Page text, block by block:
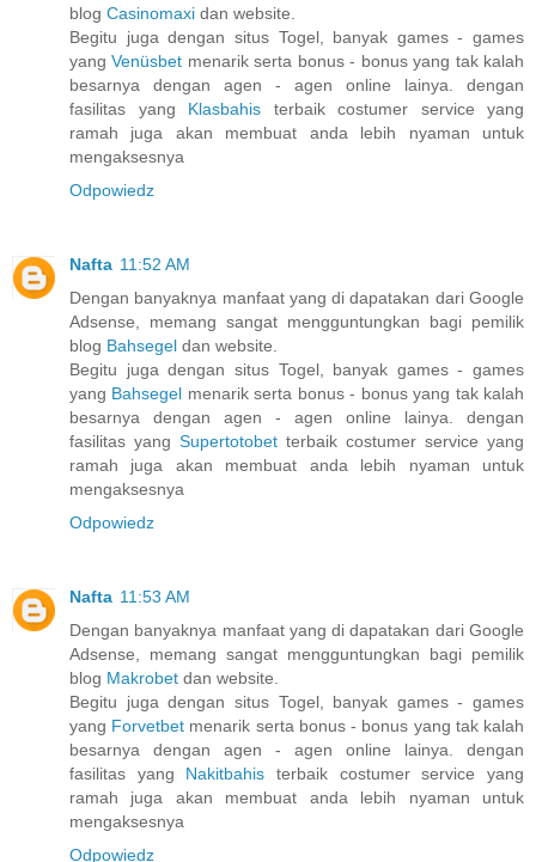
blog Casinomaxi dan website.
Begitu juga dengan situs Togel, banyak games - games
yangVenüsbet menarik serta bonus - bonus yang tak kalah
besarnya dengan agen - agen online lainya. dengan
fasilitas yang Klasbahis terbaik costumer service yang
ramah juga akan membuat anda lebih nyaman untuk
mengaksesnya
Odpowiedz
Nafta 11:52 AM
Dengan banyaknya manfaat yang di dapatakan dari Google
Adsense, memang sangat mengguntungkan bagi pemilik
blog Bahsegel dan website.
Begitu juga dengan situs Togel, banyak games - games
yang Bahsegel menarik serta bonus - bonus yang tak kalah
besarnya dengan agen - agen online lainya. dengan
fasilitas yang Supertotobet terbaik costumer service yang
ramah juga akan membuat anda lebih nyaman untuk
mengaksesnya
Odpowiedz
Nafta 11:53 AM
Dengan banyaknya manfaat yang di dapatakan dari Google
Adsense, memang sangat mengguntungkan bagi pemilik
blog Makrobet dan website.
Begitu juga dengan situs Togel, banyak games - games
yang Forvetbet menarik serta bonus - bonus yang tak kalah
besarnya dengan agen - agen online lainya. dengan
fasilitas yang Nakitbahis terbaik costumer service yang
ramah juga akan membuat anda lebih nyaman untuk
mengaksesnya
Odpowiedz